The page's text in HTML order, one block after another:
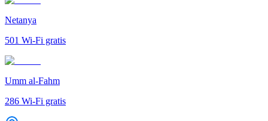
Netanya
501 Wi-Fi gratis
Umm al-Fahm
286 Wi-Fi gratis